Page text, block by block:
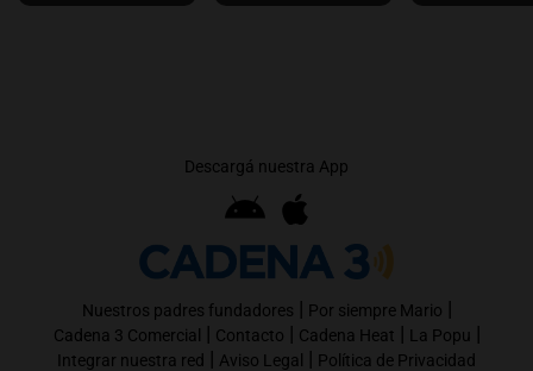
Descargá nuestra App
Nuestros padres fundadores | Por siempre Mario |
Cadena 3 Comercial | Contacto | Cadena Heat | La Popu |
Integrar nuestra red | Aviso Legal | Política de Privacidad